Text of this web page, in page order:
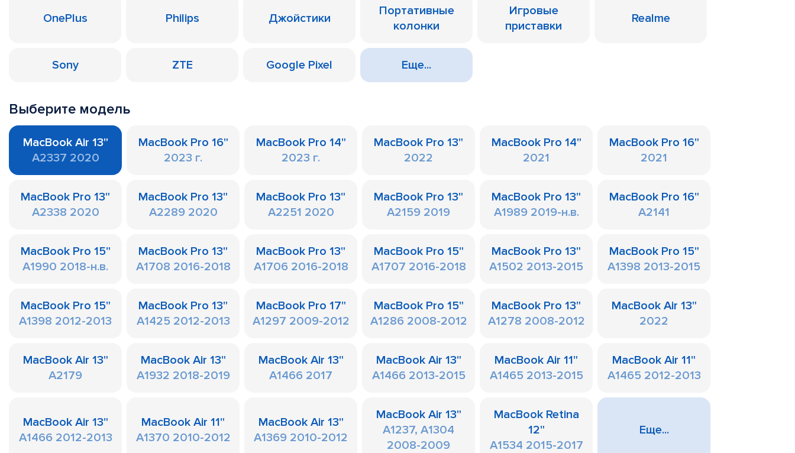
OnePlus Philips Джойстики
Портативные
колонки
Игровые
приставки
Realme
Sony ZTE Google Pixel Еще...
Выберите модель
MacBook Air 13"
A2337 2020
MacBook Pro 16"
2023 г.
MacBook Pro 14"
2023 г.
MacBook Pro 13"
2022
MacBook Pro 14"
2021
MacBook Pro 16"
2021
MacBook Pro 13"
A2338 2020
MacBook Pro 13"
A2289 2020
MacBook Pro 13"
A2251 2020
MacBook Pro 13"
A2159 2019
MacBook Pro 13"
A1989 2019-н.в.
MacBook Pro 16"
A2141
MacBook Pro 15"
A1990 2018-н.в.
MacBook Pro 13"
A1708 2016-2018
MacBook Pro 13"
A1706 2016-2018
MacBook Pro 15"
A1707 2016-2018
MacBook Pro 13"
A1502 2013-2015
MacBook Pro 15"
A1398 2013-2015
MacBook Pro 15"
A1398 2012-2013
MacBook Pro 13"
A1425 2012-2013
MacBook Pro 17"
A1297 2009-2012
MacBook Pro 15"
A1286 2008-2012
MacBook Pro 13"
A1278 2008-2012
MacBook Air 13"
2022
MacBook Air 13"
A2179
MacBook Air 13"
A1932 2018-2019
MacBook Air 13"
A1466 2017
MacBook Air 13"
A1466 2013-2015
MacBook Air 11"
A1465 2013-2015
MacBook Air 11"
A1465 2012-2013
MacBook Air 13"
A1466 2012-2013
MacBook Air 11"
A1370 2010-2012
MacBook Air 13"
A1369 2010-2012
MacBook Air 13"
A1237, A1304
2008-2009
MacBook Retina
12"
A1534 2015-2017
Еще...